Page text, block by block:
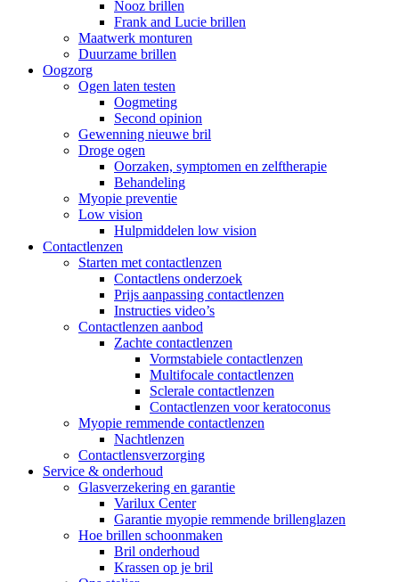
Nooz brillen
Frank and Lucie brillen
Maatwerk monturen
Duurzame brillen
Oogzorg
Ogen laten testen
Oogmeting
Second opinion
Gewenning nieuwe bril
Droge ogen
Oorzaken, symptomen en zelftherapie
Behandeling
Myopie preventie
Low vision
Hulpmiddelen low vision
Contactlenzen
Starten met contactlenzen
Contactlens onderzoek
Prijs aanpassing contactlenzen
Instructies video’s
Contactlenzen aanbod
Zachte contactlenzen
Vormstabiele contactlenzen
Multifocale contactlenzen
Sclerale contactlenzen
Contactlenzen voor keratoconus
Myopie remmende contactlenzen
Nachtlenzen
Contactlensverzorging
Service & onderhoud
Glasverzekering en garantie
Varilux Center
Garantie myopie remmende brillenglazen
Hoe brillen schoonmaken
Bril onderhoud
Krassen op je bril